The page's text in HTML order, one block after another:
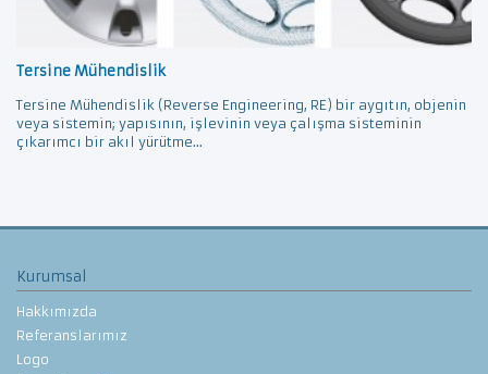
Tersine Mühendislik
Tersine Mühendislik (Reverse Engineering, RE) bir aygıtın, objenin
veya sistemin; yapısının, işlevinin veya çalışma sisteminin
çıkarımcı bir akıl yürütme...
Kurumsal
Hakkımızda
Referanslarımız
Logo